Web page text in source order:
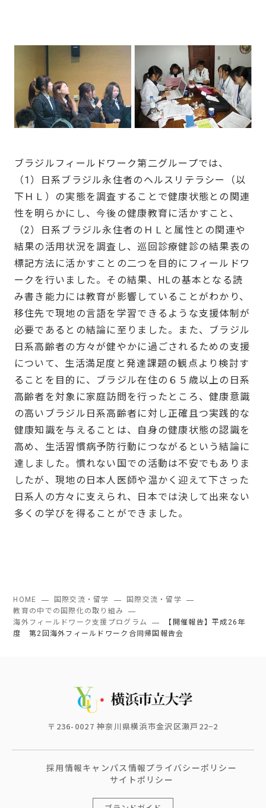
ブラジルフィールドワーク第二グループでは、
（1）日系ブラジル永住者のヘルスリテラシー（以
下ＨＬ）の実態を調査することで健康状態との関連
性を明らかにし、今後の健康教育に活かすこと、
（2）日系ブラジル永住者のＨＬと属性との関連や
結果の活用状況を調査し、巡回診療健診の結果表の
標記方法に活かすことの二つを目的にフィールドワ
ークを行いました。その結果、HLの基本となる読
み書き能力には教育が影響していることがわかり、
移住先で現地の言語を学習できるような支援体制が
必要であるとの結論に至りました。また、ブラジル
日系高齢者の方々が健やかに過ごされるための支援
について、生活満足度と発達課題の観点より検討す
ることを目的に、ブラジル在住の６５歳以上の日系
高齢者を対象に家庭訪問を行ったところ、健康意識
の高いブラジル日系高齢者に対し正確且つ実践的な
健康知識を与えることは、自身の健康状態の認識を
高め、生活習慣病予防行動につながるという結論に
達しました。慣れない国での活動は不安でもありま
したが、現地の日本人医師や温かく迎えて下さった
日系人の方々に支えられ、日本では決して出来ない
多くの学びを得ることができました。
HOME 国際交流・留学
国際交流・留学
教育の中での国際化の取り組み
海外フィールドワーク支援プログラム
【開催報告】平成26年
度 第2回海外フィールドワーク合同帰国報告会
〒236-0027 神奈川県横浜市金沢区瀬戸22−2
採用情報キャンパス情報プライバシーポリシー
サイトポリシー